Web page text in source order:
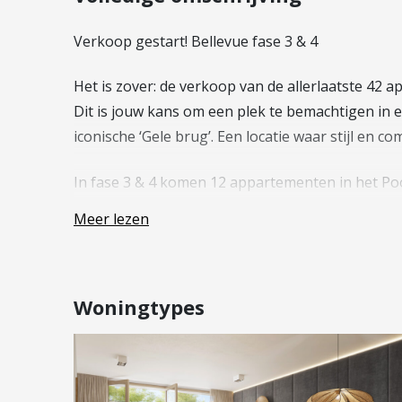
Vestiging Vleuten-De Meern en
Leidsche Rijn
Vestiging Vianen
Vestiging Maarssen
Verkoop gestart! Bellevue fase 3 & 4
Het is zover: de verkoop van de allerlaatste 42
Dit is jouw kans om een plek te bemachtigen in
iconische ‘Gele brug’. Een locatie waar stijl en
In fase 3 & 4 komen 12 appartementen in het
aantrekkelijk.
gebouwvorm. Hier vind je appartementen met
Het Valleigebouw daarentegen bevat
rustig en harmonieus opgezet. De royale en
Meer lezen
Woningtypes